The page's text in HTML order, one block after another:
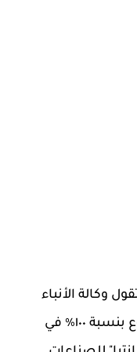
وكالة الأنباء
السعودية الرسمية واس أنه مصنوع بنسبة ١٠٠٪ في